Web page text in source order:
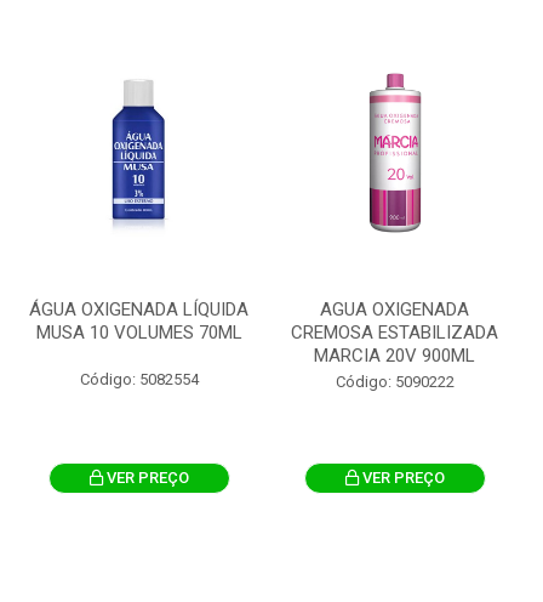
ÁGUA OXIGENADA LÍQUIDA
MUSA 10 VOLUMES 70ML
Código: 5082554
VER PREÇO
AGUA OXIGENADA
CREMOSA ESTABILIZADA
MARCIA 20V 900ML
Código: 5090222
VER PREÇO